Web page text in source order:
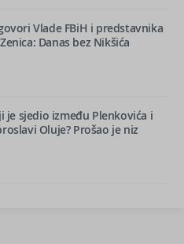
Vlade FBiH i predstavnika
Danas bez Nikšića
je sjedio između Plenkovića i
Oluje? Prošao je niz